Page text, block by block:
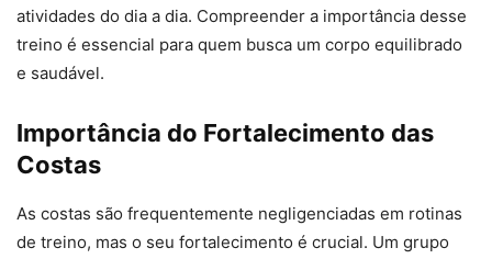
atividades do dia a dia. Compreender a importância desse
treino é essencial para quem busca um corpo equilibrado
e saudável.
Importância do Fortalecimento das
Costas
As costas são frequentemente negligenciadas em rotinas
de treino, mas o seu fortalecimento é crucial. Um grupo